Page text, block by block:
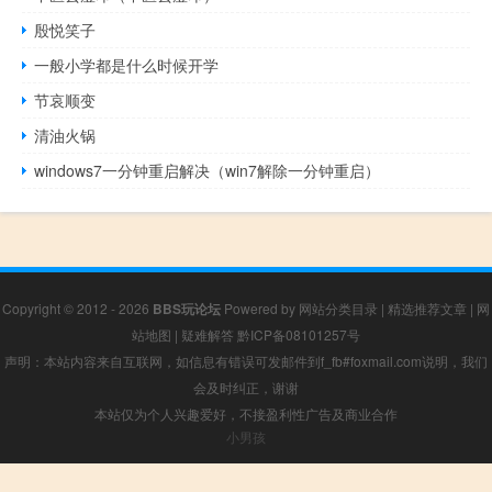
殷悦笑子
一般小学都是什么时候开学
节哀顺变
清油火锅
windows7一分钟重启解决（win7解除一分钟重启）
Copyright © 2012 - 2026 BBS玩论坛 Powered by 网站分类目录 | 精选推荐文章 | 网
站地图 | 疑难解答 黔ICP备08101257号
声明：本站内容来自互联网，如信息有错误可发邮件到f_fb#foxmail.com说明，我们
会及时纠正，谢谢
本站仅为个人兴趣爱好，不接盈利性广告及商业合作
小男孩